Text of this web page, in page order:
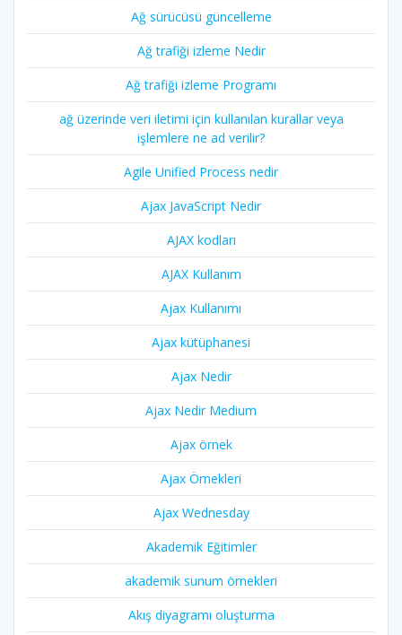
Ağ sürücüsü güncelleme
Ağ trafiği izleme Nedir
Ağ trafiği izleme Programı
ağ üzerinde veri iletimi için kullanılan kurallar veya
işlemlere ne ad verilir?
Agile Unified Process nedir
Ajax JavaScript Nedir
AJAX kodları
AJAX Kullanım
Ajax Kullanımı
Ajax kütüphanesi
Ajax Nedir
Ajax Nedir Medium
Ajax örnek
Ajax Örnekleri
Ajax Wednesday
Akademik Eğitimler
akademik sunum örnekleri
Akış diyagramı oluşturma